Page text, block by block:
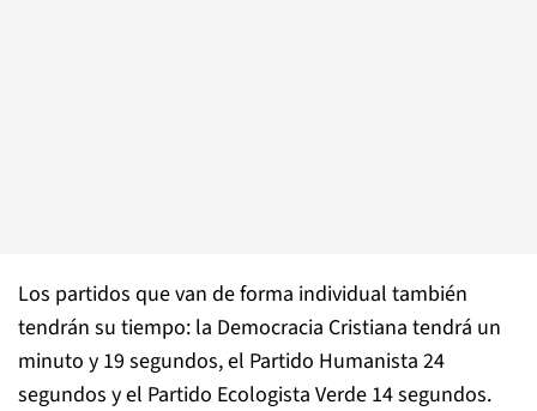
Los partidos que van de forma individual también
tendrán su tiempo: la Democracia Cristiana tendrá un
minuto y 19 segundos, el Partido Humanista 24
segundos y el Partido Ecologista Verde 14 segundos.